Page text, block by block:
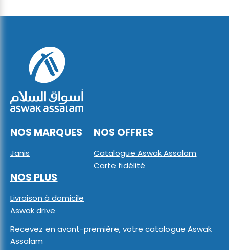
NOS MARQUES
Janis
NOS OFFRES
Catalogue Aswak Assalam
Carte fidélité
NOS PLUS
Livraison à domicile
Aswak drive
Recevez en avant-première, votre catalogue Aswak
Assalam